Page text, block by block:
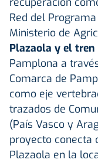
Red del
Ministerio de
Plazaola y el tren
Pamplona a
Comarca de
como eje
trazados de
(País Vasco y
proyecto conecta
Plazaola en la